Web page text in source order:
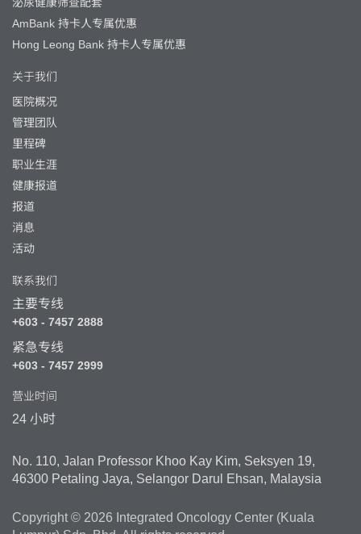
泌尿健康筛查配套
AmBank 持卡人专属优惠
Hong Leong Bank 持卡人专属优惠
关于我们
医院概况
管理团队
里程碑
职业生涯
健康报道
报道
消息
活动
联系我们
主要专线
+603 - 7457 2888
紧急专线
+603 - 7457 2999
营业时间
24 小时
No. 110, Jalan Professor Khoo Kay Kim, Seksyen 19,
46300 Petaling Jaya, Selangor Darul Ehsan, Malaysia
Copyright © 2026 Integrated Oncology Center (Kuala